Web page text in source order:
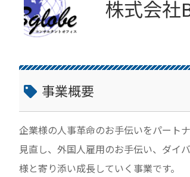
株式会社
事業概要
企業様の人事革命のお手伝いをパート
見直し、外国人雇用のお手伝い、ダイ
様と寄り添い成長していく事業です。